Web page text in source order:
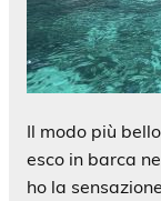
Il modo più
esco in barca
ho la